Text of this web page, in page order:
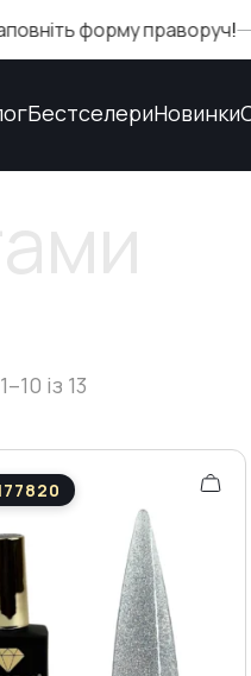
праворуч!
БестселериНовинки
із 13